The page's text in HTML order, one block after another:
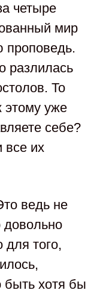
четыре
мир
проповедь.
разлилась
То
этому уже
себе?
все их
ведь не
для того,
быть хотя бы